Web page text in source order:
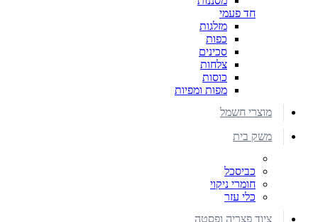
חד פעמי
מזלגות
כפות
סכינים
צלחות
כוסות
מפות ומפיות
מוצרי חשמל
משק בית
כביסכל
חומרי ניקוי
כלי עזר
ציוד פצריה ופסטה